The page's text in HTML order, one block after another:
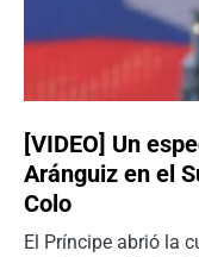
[VIDEO] Un
Aránguiz en el
Colo
El Príncipe abrió la